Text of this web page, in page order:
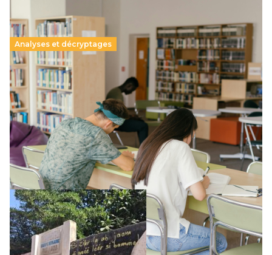
Analyses et décryptages
Supérieur privé : une dérive qui met à mal la
promesse républicaine
11 juillet 2026-
Le projet de loi sur la régulation de l’enseignement
supérieur privé met en lumière l’amplification d’un système
qui relègue l’acte pédagogique au superfétatoire, voire à…
Lire la suite →